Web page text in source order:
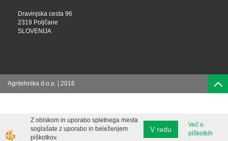
Dravinjska cesta 96
2319 Poljčane
SLOVENIJA
Agritehnika d.o.o. | 2016
Z obiskom in uporabo spletnega mesta
soglašate z uporabo in beleženjem
piškotkov.
V redu
Več o
piškotkih